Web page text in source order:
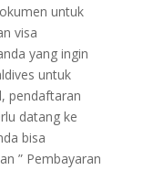
untuk
visa
yang ingin
untuk
pendaftaran
datang ke
bisa
” Pembayaran